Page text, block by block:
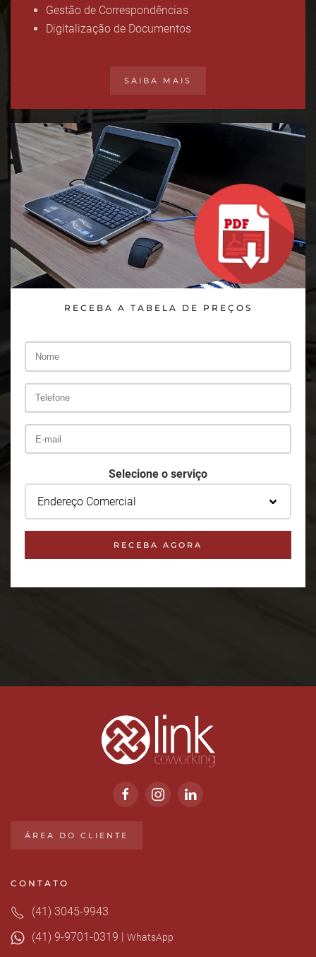
Gestão de Correspondências
Digitalização de Documentos
SAIBA MAIS
RECEBA A TABELA DE PREÇOS
Selecione o serviço
Endereço Comercial
RECEBA AGORA
ÁREA DO CLIENTE
CONTATO
(41) 3045-9943
(41) 9-9701-0319 | WhatsApp